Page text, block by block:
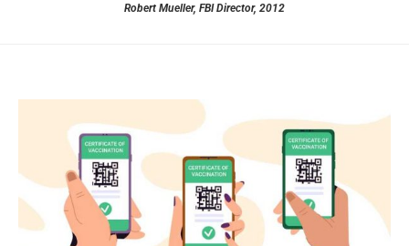
Robert Mueller, FBI Director, 2012